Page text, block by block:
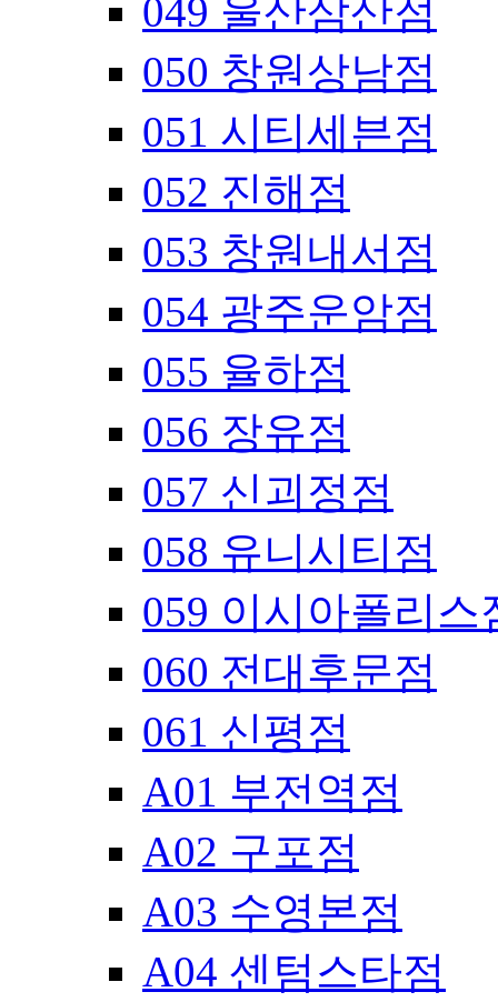
049 울산삼산점
050 창원상남점
051 시티세븐점
052 진해점
053 창원내서점
054 광주운암점
055 율하점
056 장유점
057 신괴정점
058 유니시티점
059 이시아폴리스
060 전대후문점
061 신평점
A01 부전역점
A02 구포점
A03 수영본점
A04 센텀스타점